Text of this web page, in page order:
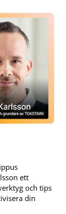
ett
och tips
din